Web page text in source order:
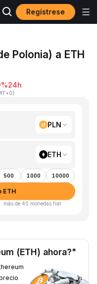
Regístrese
Polonia) a ETH
24h
)
PLN
ETH
500 1000 10000
ETH
más de 40 monedas fiat
(ETH) ahora?"